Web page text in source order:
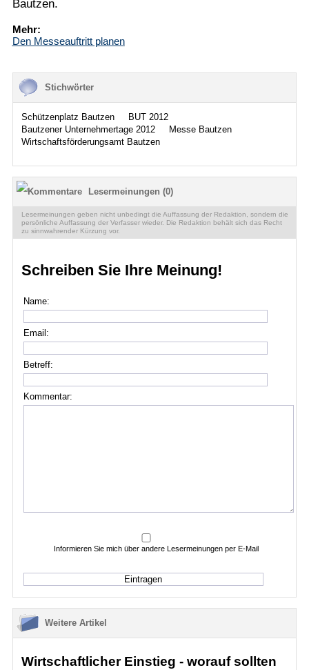
Bautzen.
Mehr:
Den Messeauftritt planen
Stichwörter
Schützenplatz Bautzen
BUT 2012
Bautzener Unternehmertage 2012
Messe Bautzen
Wirtschaftsförderungsamt Bautzen
Lesermeinungen (0)
Lesermeinungen geben nicht unbedingt die Auffassung der Redaktion, sondern die
persönliche Auffassung der Verfasser wieder. Die Redaktion behält sich das Recht
zu sinnwahrender Kürzung vor.
Schreiben Sie Ihre Meinung!
Name:
Email:
Betreff:
Kommentar:
Informieren Sie mich über andere Lesermeinungen per E-Mail
Weitere Artikel
Wirtschaftlicher Einstieg - worauf sollten